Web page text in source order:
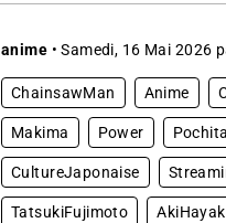
anime • Samedi, 16 Mai 2026
ChainsawMan Anime
Makima Power Pochita
CultureJaponaise
TatsukiFujimoto